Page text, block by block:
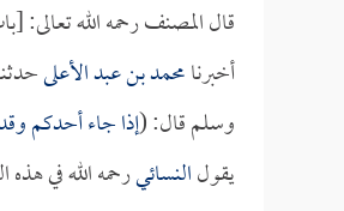
قال المصنف رحمه الله تعالى:
أخبرنامحمد بن عبد الأعلى
وسلم قال: (إذا جاء أحدكم
يقولالنسائيرحمه الله في